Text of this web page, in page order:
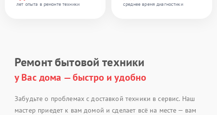
лет опыта в ремонте техники
среднее время диагностики
Ремонт бытовой техники
у Вас дома — быстро и удобно
Забудьте о проблемах с доставкой техники в сервис. Наш
мастер приедет к вам домой и сделает всё на месте — вам